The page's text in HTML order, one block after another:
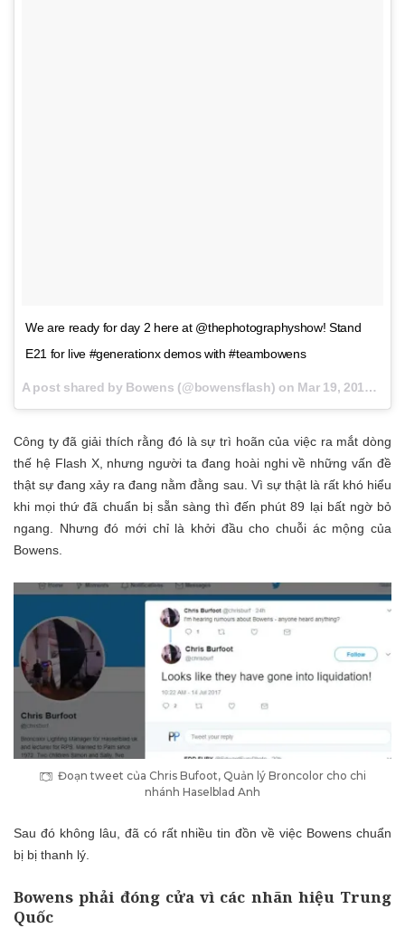
We are ready for day 2 here at @thephotographyshow! Stand
E21 for live #generationx demos with #teambowens
A post shared by Bowens (@bowensflash) on Mar 19, 2017 at 2:32am PDT
Công ty đã giải thích rằng đó là sự trì hoãn của việc ra mắt dòng
thế hệ Flash X, nhưng người ta đang hoài nghi về những vấn đề
thật sự đang xảy ra đang nằm đằng sau. Vì sự thật là rất khó hiểu
khi mọi thứ đã chuẩn bị sẵn sàng thì đến phút 89 lại bất ngờ bỏ
ngang. Nhưng đó mới chỉ là khởi đầu cho chuỗi ác mộng của
Bowens.
Đoạn tweet của Chris Bufoot, Quản lý Broncolor cho chi
nhánh Haselblad Anh
Sau đó không lâu, đã có rất nhiều tin đồn về việc Bowens chuẩn
bị bị thanh lý.
Bowens phải đóng cửa vì các nhãn hiệu Trung
Quốc